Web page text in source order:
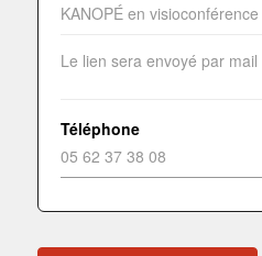
KANOPÉ en visioconférence
Le lien sera envoyé par mail
Téléphone
05 62 37 38 08